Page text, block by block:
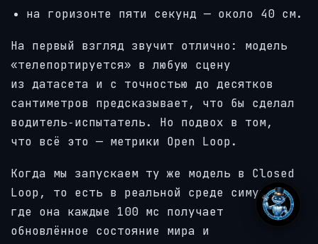
на горизонте пяти секунд — около 40 см.
На первый взгляд звучит отлично: модель
«телепортируется» в любую сцену
из датасета и с точностью до десятков
сантиметров предсказывает, что бы сделал
водитель‑испытатель. Но подвох в том,
что всё это — метрики Open Loop.
Когда мы запускаем ту же модель в Closed
Loop, то есть в реальной среде симуляции,
где она каждые 100 мс получает
обновлённое состояние мира и